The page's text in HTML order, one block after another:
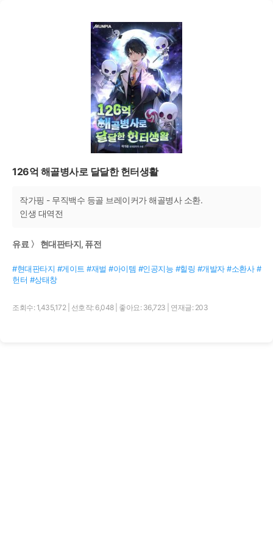
126억 해골병사로 달달한 헌터생활
작가핑 - 무직백수 등골 브레이커가 해골병사 소환.
인생 대역전
유료 〉 현대판타지, 퓨전
#현대판타지 #게이트 #재벌 #아이템 #인공지능 #힐링 #개발자 #소환사 #
헌터 #상태창
조회수: 1,435,172 선호작: 6,048 좋아요: 36,723 연재글: 203